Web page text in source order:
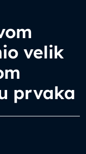
velik
prvaka